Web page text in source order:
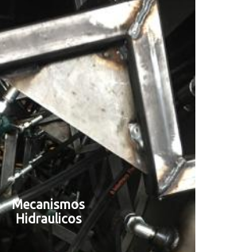
Mecanismos
Hidraulicos